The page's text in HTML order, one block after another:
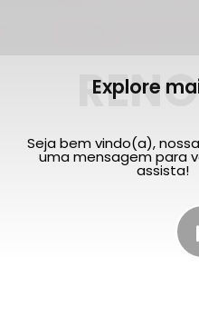
Explore
Seja bem vindo(a),
uma mensagem para
assista!